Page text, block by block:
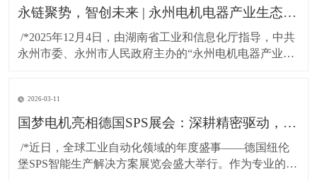
守岗位的困难职工送上精心准备的粮油物资，以
永链聚势，智创未来 | 永州电机电器产业生态对接会在湖南国梦园区隆重召开！
永州市委、永州市人民政府主办的“永州电机电器产业生
图”为主题，汇聚了政府领导、行业专家与产业链伙伴，
共商发展大计，共谋协同未来。*
2026-03-11
国梦电机亮相德国SPS展会：深耕精密驱动，连接全球智造！
堡SPS智能生产解决方案展览会盛大举行。作为专业的无